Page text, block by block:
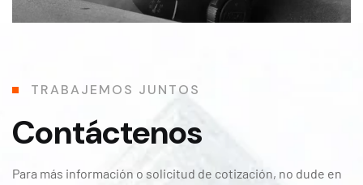
TRABAJEMOS JUNTOS
Contáctenos
Para más información o solicitud de cotización, no dude en